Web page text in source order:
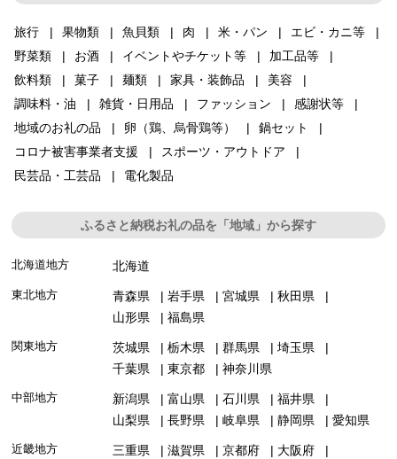
旅行 果物類 魚貝類 肉 米・パン
エビ・カニ等
野菜類
お酒 イベントやチケット等
加工品等
飲料類
菓子 麺類 家具・装飾品
美容
調味料・油
雑貨・日用品 ファッション
感謝状等
地域のお礼の品
卵（鶏、烏骨鶏等）
鍋セット
コロナ被害事業者支援
スポーツ・アウトドア
民芸品・工芸品
電化製品
ふるさと納税お礼の品を「地域」から探す
北海道地方 北海道
東北地方 青森県 岩手県 宮城県
秋田県
山形県
福島県
関東地方 茨城県 栃木県 群馬県
埼玉県
千葉県
東京都 神奈川県
中部地方 新潟県 富山県 石川県
福井県
山梨県
長野県 岐阜県 静岡県 愛知県
近畿地方 三重県 滋賀県 京都府
大阪府